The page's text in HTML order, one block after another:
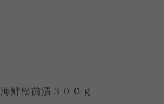
海鮮松前漬３００ｇ